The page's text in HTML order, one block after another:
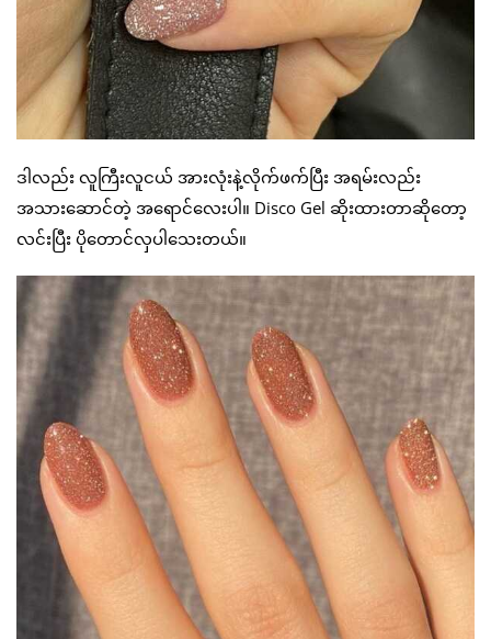
ဒါလည်း လူကြီးလူငယ် အားလုံးနဲ့လိုက်ဖက်ပြီး အရမ်းလည်း
အသားဆောင်တဲ့ အရောင်လေးပါ။ Disco Gel ဆိုးထားတာဆိုတော့
လင်းပြီး ပိုတောင်လှပါသေးတယ်။